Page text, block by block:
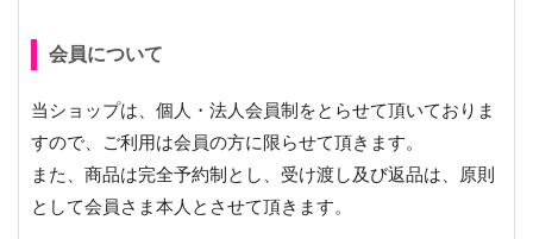
会員について
当ショップは、個人・法人会員制をとらせて頂いておりま
すので、ご利用は会員の方に限らせて頂きます。
また、商品は完全予約制とし、受け渡し及び返品は、原則
として会員さま本人とさせて頂きます。